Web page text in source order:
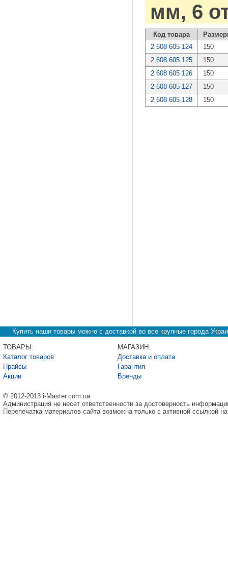
мм, 6
Код товара
2 608 605 124
150
2 608 605 125
150
2 608 605 126
150
2 608 605 127
150
2 608 605 128
150
Купить наши товары можно с доставкой во все крупные города
ТОВАРЫ:
Каталог товаров
Прайсы
Акции
МАГАЗИН:
Доставка и оплата
Гарантия
Бренды
© 2012-2013 i-Master.com.ua
Администрация не несет ответственности за достоверность
Перепечатка материалов сайта возможна только с активной ссылкой